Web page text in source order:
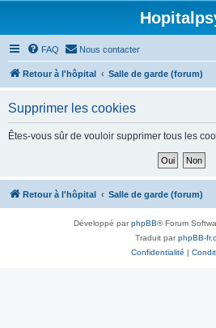
FAQ Nous contacter
Retour à l'hôpital Salle de garde (forum)
Supprimer les cookies
Êtes-vous sûr de vouloir supprimer tous les
Retour à l'hôpital Salle de garde (forum)
Développé parphpBB® Forum
Traduit parphpBB-
Confidentialité |